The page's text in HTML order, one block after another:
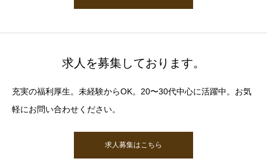
求人を募集しております。
充実の福利厚生。未経験からOK。20〜30代中心に活躍中。お気
軽にお問い合わせください。
求人募集はこちら